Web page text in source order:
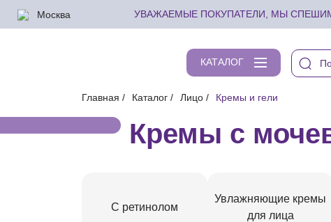
УВАЖАЕМЫЕ ПОКУПАТЕЛИ, МЫ
Москва
КАТАЛОГ
Главная Каталог Лицо Кремы и гели
Кремы с
С ретинолом
Увлажняющие кремы
для лица